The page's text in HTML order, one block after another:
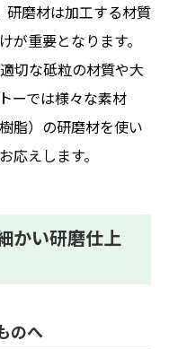
研磨材は加工する材質
が重要となります。
切な砥粒の材質や大
ーでは様々な素材
脂）の研磨材を使い
応えします。
かい研磨仕上
のへ